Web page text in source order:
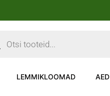
LEMMIKLOOMAD AED